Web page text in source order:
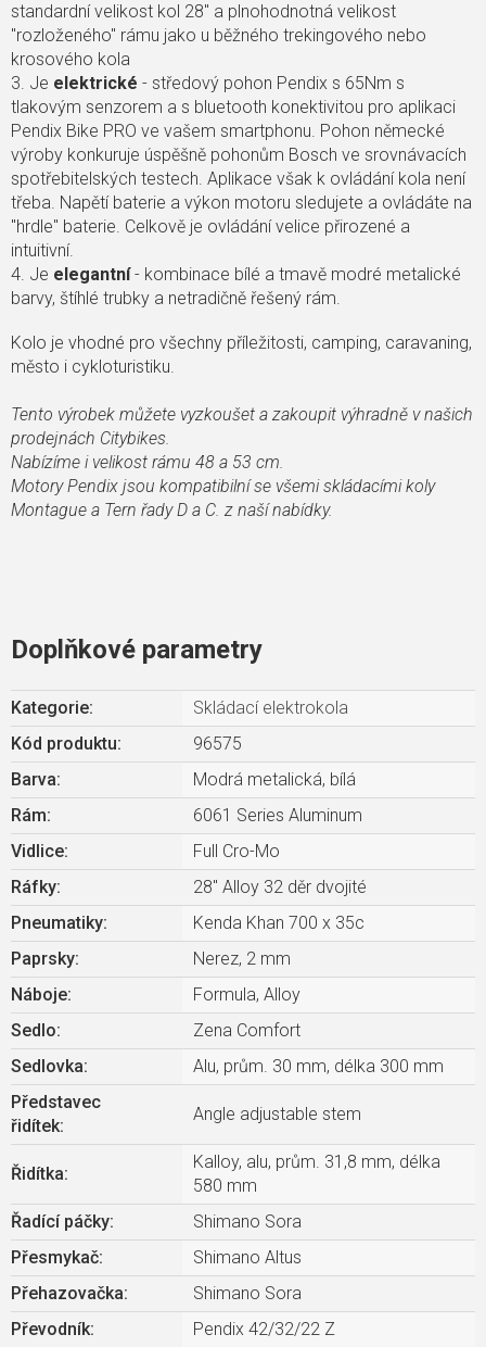
standardní velikost kol 28" a plnohodnotná velikost
"rozloženého" rámu jako u běžného trekingového nebo
krosového kola
3. Je elektrické - středový pohon Pendix s 65Nm s
tlakovým senzorem a s bluetooth konektivitou pro aplikaci
Pendix Bike PRO ve vašem smartphonu. Pohon německé
výroby konkuruje úspěšně pohonům Bosch ve srovnávacích
spotřebitelských testech. Aplikace však k ovládání kola není
třeba. Napětí baterie a výkon motoru sledujete a ovládáte na
"hrdle" baterie. Celkově je ovládání velice přirozené a
intuitivní.
4. Je elegantní- kombinace bílé a tmavě modré metalické
barvy, štíhlé trubky a netradičně řešený rám.
Kolo je vhodné pro všechny příležitosti, camping, caravaning,
město i cykloturistiku.
Tento výrobek můžete vyzkoušet a zakoupit výhradně v našich
prodejnách Citybikes.
Nabízíme i velikost rámu 48 a 53 cm.
Motory Pendix jsou kompatibilní se všemi skládacími koly
Montague a Tern řady D a C. z naší nabídky.
Doplňkové parametry
Kategorie:
Skládací elektrokola
Kód produktu:
96575
Barva:
Modrá metalická, bílá
Rám:
6061 Series Aluminum
Vidlice:
Full Cro-Mo
Ráfky:
28" Alloy 32 děr dvojité
Pneumatiky:
Kenda Khan 700 x 35c
Paprsky:
Nerez, 2 mm
Náboje:
Formula, Alloy
Sedlo:
Zena Comfort
Sedlovka:
Alu, prům. 30 mm, délka 300 mm
Představec
řidítek:
Angle adjustable stem
Řidítka:
Kalloy, alu, prům. 31,8 mm, délka
580 mm
Řadící páčky:
Shimano Sora
Přesmykač:
Shimano Altus
Přehazovačka:
Shimano Sora
Převodník:
Pendix 42/32/22 Z